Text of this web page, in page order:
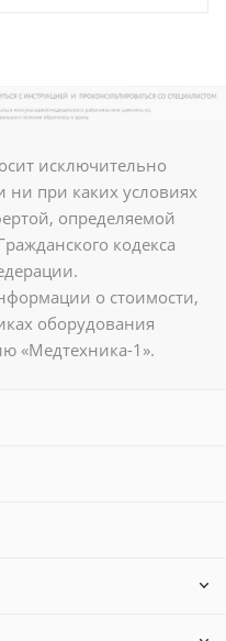
исключительно
при каких условиях
определяемой
кодекса
о стоимости,
оборудования
«Медтехника-1».